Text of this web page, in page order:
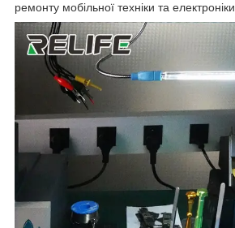
ремонту мобільної техніки та електроніки.